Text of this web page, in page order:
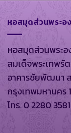
หอสมุดส่วนพระอ
หอสมุดส่วนพระอ
สมเด็จพระเทพรั
อาคารชัยพัฒนา
กรุงเทพมหานคร
โทร. 0 2280